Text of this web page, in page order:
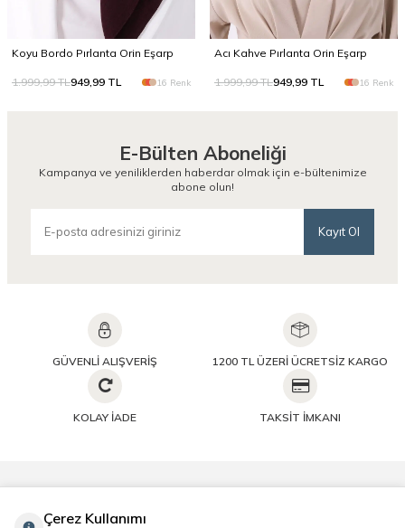
Koyu Bordo Pırlanta Orin Eşarp
1.999,99TL949,99 TL 16 Renk
Acı Kahve Pırlanta Orin Eşarp
1.999,99TL949,99 TL 16 Renk
E-Bülten Aboneliği
Kampanya ve yeniliklerden haberdar olmak için e-bültenimize
abone olun!
Kayıt Ol
GÜVENLİ ALIŞVERİŞ 1200 TL ÜZERİ ÜCRETSİZ KARGO
KOLAY İADE TAKSİT İMKANI
Çerez Kullanımı